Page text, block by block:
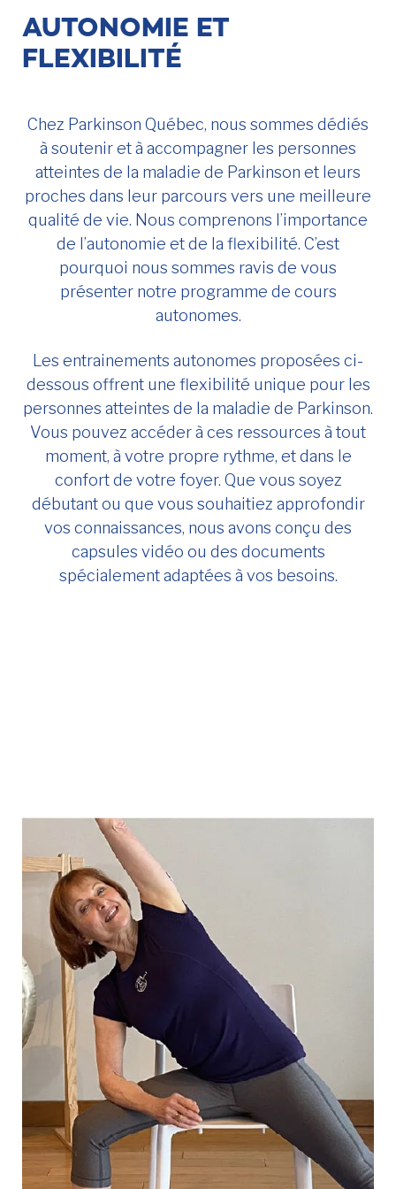
AUTONOMIE ET
FLEXIBILITÉ
Chez Parkinson Québec, nous sommes dédiés
à soutenir et à accompagner les personnes
atteintes de la maladie de Parkinson et leurs
proches dans leur parcours vers une meilleure
qualité de vie. Nous comprenons l’importance
de l’autonomie et de la flexibilité. C’est
pourquoi nous sommes ravis de vous
présenter notre programme de cours
autonomes.
Les entrainements autonomes proposées ci-
dessous offrent une flexibilité unique pour les
personnes atteintes de la maladie de Parkinson.
Vous pouvez accéder à ces ressources à tout
moment, à votre propre rythme, et dans le
confort de votre foyer. Que vous soyez
débutant ou que vous souhaitiez approfondir
vos connaissances, nous avons conçu des
capsules vidéo ou des documents
spécialement adaptées à vos besoins.